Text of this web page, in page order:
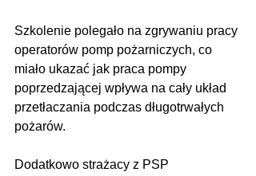
Szkolenie polegało na zgrywaniu pracy
operatorów pomp pożarniczych, co
miało ukazać jak praca pompy
poprzedzającej wpływa na cały układ
przetłaczania podczas długotrwałych
pożarów.
Dodatkowo strażacy z PSP